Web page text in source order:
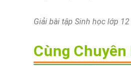
Giải bài tập Sinh học lớp
Cùng Chuyên